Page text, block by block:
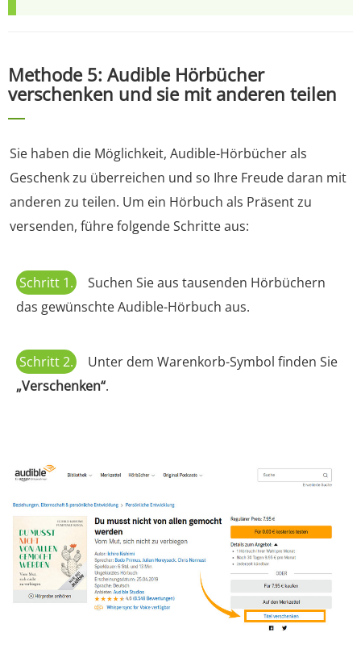
Methode 5: Audible Hörbücher
verschenken und sie mit anderen teilen
Sie haben die Möglichkeit, Audible-Hörbücher als
Geschenk zu überreichen und so Ihre Freude daran mit
anderen zu teilen. Um ein Hörbuch als Präsent zu
versenden, führe folgende Schritte aus:
Schritt 1.
Suchen Sie aus tausenden Hörbüchern
das gewünschte Audible-Hörbuch aus.
Schritt 2.
Unter dem Warenkorb-Symbol finden Sie
„Verschenken“.